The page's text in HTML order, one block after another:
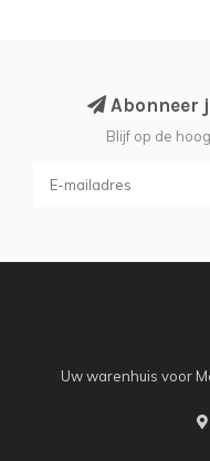
Abonneer
Blijf op de
Uw warenhuis voor